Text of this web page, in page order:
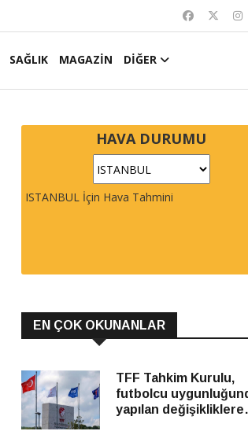
SAĞLIK MAGAZİN DİĞER
HAVA DURUMU
ISTANBUL İçin Hava Tahmini
EN ÇOK OKUNANLAR
TFF Tahkim Kurulu,
futbolcu
yapılan değişikliklere